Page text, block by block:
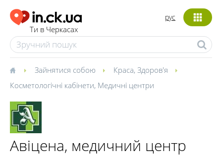
Ти в Черкасах
рус
Зайнятися собою Краса, Здоров'я
Косметологічні кабінети, Медичні центри
Авіцена, медичний центр